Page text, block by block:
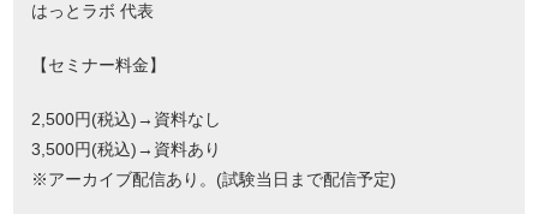
はっとラボ 代表
【セミナー料金】
2,500円(税込)→資料なし
3,500円(税込)→資料あり
※アーカイブ配信あり。(試験当日まで配信予定)